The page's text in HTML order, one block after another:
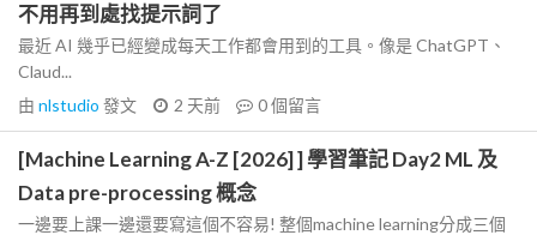
不用再到處找提示詞了
最近 AI 幾乎已經變成每天工作都會用到的工具。像是 ChatGPT、
Claud...
由 nlstudio 發文 2 天前 0個留言
[Machine Learning A-Z [2026] ] 學習筆記 Day2 ML 及
Data pre-processing 概念
一邊要上課一邊還要寫這個不容易! 整個machine learning分成三個